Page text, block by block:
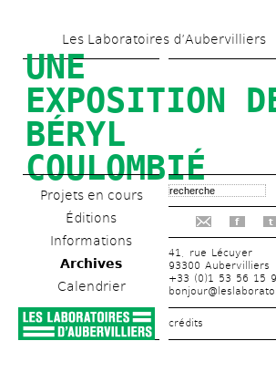
au
principal
Les Laboratoires d’Aubervilliers
UNE
EXPOSITION
BÉRYL
COULOMBIÉ
Projets en cours
Éditions
Informations
Archives
Calendrier
f t
41, rue Lécuyer
93300 Aubervilliers
+33 (0)1 53 56 15
crédits